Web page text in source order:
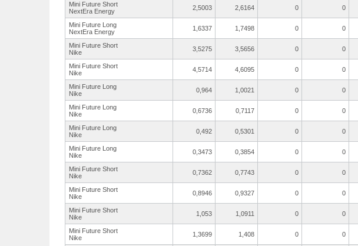
Mini Future Short
NextEra Energy
2,5003 2,6164 0 0
Mini Future Long
NextEra Energy
1,6337 1,7498 0 0
Mini Future Short
Nike
3,5275 3,5656 0 0
Mini Future Short
Nike
4,5714 4,6095 0 0
Mini Future Long
Nike
0,964 1,0021 0 0
Mini Future Long
Nike
0,6736 0,7117 0 0
Mini Future Long
Nike
0,492 0,5301 0 0
Mini Future Long
Nike
0,3473 0,3854 0 0
Mini Future Short
Nike
0,7362 0,7743 0 0
Mini Future Short
Nike
0,8946 0,9327 0 0
Mini Future Short
Nike
1,053 1,0911 0 0
Mini Future Short
Nike
1,3699 1,408 0 0